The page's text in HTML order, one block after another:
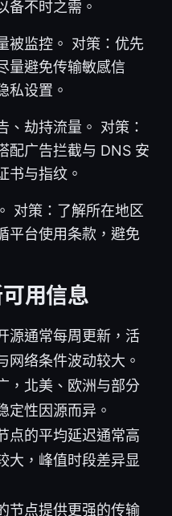
备不时之需。
被监控。 对策：优先
量避免传输敏感信
私设置。
、劫持流量。 对策：
配广告拦截与 DNS 安
书与指纹。
对策：了解所在地区
平台使用条款，避免
用信息
源通常每周更新，活
网络条件波动较大。
，北美、欧洲与部分
定性因源而异。
点的平均延迟通常高
大，峰值时段差异显
节点提供更强的传输